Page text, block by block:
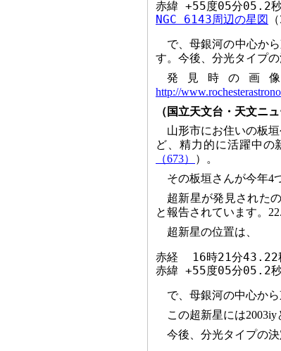
NGC 6143周辺の星図
で、母銀河の中心か
す。今後、分光タイプ
発見時の画
http://
（国立天文台・天文ニュ
山形市にお住いの板
ど、精力的に活躍中の
（673）
）。
その板垣さんが今年4
超新星が発見された
と報告されています。
超新星の位置は、
赤経  16時21分43.22
赤緯 +55度05分05.2
で、母銀河の中心か
この超新星には2003iy
今後、分光タイプの